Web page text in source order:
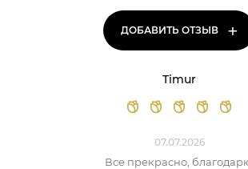
ДОБАВИТЬ ОТЗЫВ +
Timur
07.07.2026
Все прекрасно,